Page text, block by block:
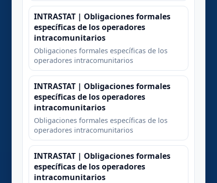
INTRASTAT | Obligaciones formales
específicas de los operadores
intracomunitarios
Obligaciones formales específicas de los
operadores intracomunitarios
INTRASTAT | Obligaciones formales
específicas de los operadores
intracomunitarios
Obligaciones formales específicas de los
operadores intracomunitarios
INTRASTAT | Obligaciones formales
específicas de los operadores
intracomunitarios